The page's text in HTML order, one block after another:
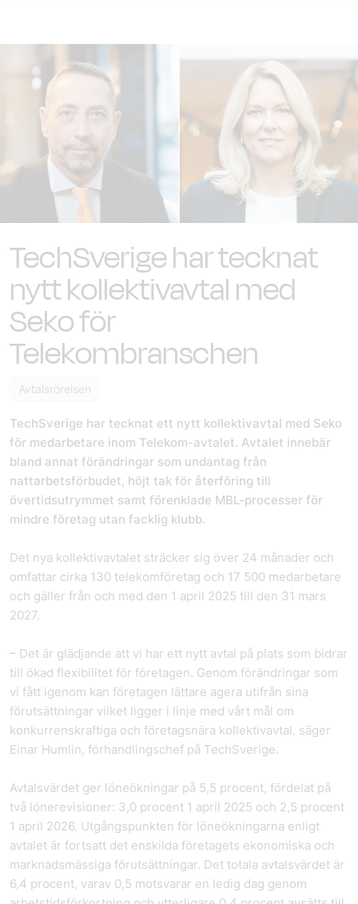
TechSverige har tecknat
nytt kollektivavtal med
Seko för
Telekombranschen
Avtalsrörelsen
TechSverige har tecknat ett nytt kollektivavtal med Seko
för medarbetare inom Telekom-avtalet. Avtalet innebär
bland annat förändringar som undantag från
nattarbetsförbudet, höjt tak för återföring till
övertidsutrymmet samt förenklade MBL-processer för
mindre företag utan facklig klubb.
Det nya kollektivavtalet sträcker sig över 24 månader och
omfattar cirka 130 telekomföretag och 17 500 medarbetare
och gäller från och med den 1 april 2025 till den 31 mars
2027.
– Det är glädjande att vi har ett nytt avtal på plats som bidrar
till ökad flexibilitet för företagen. Genom förändringar som
vi fått igenom kan företagen lättare agera utifrån sina
förutsättningar vilket ligger i linje med vårt mål om
konkurrenskraftiga och företagsnära kollektivavtal, säger
Einar Humlin, förhandlingschef på TechSverige.
Avtalsvärdet ger löneökningar på 5,5 procent, fördelat på
två lönerevisioner: 3,0 procent 1 april 2025 och 2,5 procent
1 april 2026. Utgångspunkten för löneökningarna enligt
avtalet är fortsatt det enskilda företagets ekonomiska och
marknadsmässiga förutsättningar. Det totala avtalsvärdet är
6,4 procent, varav 0,5 motsvarar en ledig dag genom